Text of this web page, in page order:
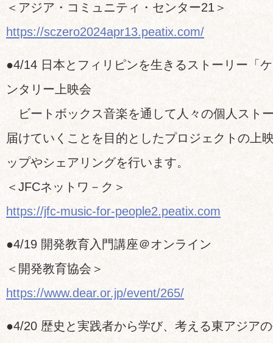
＜アジア・コミュニティ・センター21＞
https://sczero2024apr13.peatix.com/
●4/14 日本とフィリピンを生きるストーリー「
ンタリー上映会
ビートボックス音楽を通して人々の個人スト
届けていくことを目的としたプロジェクトの上
ップやシェアリングを行います。
＜JFCネットワ－ク＞
https://jfc-music-for-people2.peatix.com
●4/19 開発教育入門講座＠オンライン
＜開発教育協会＞
https://www.dear.or.jp/event/265/
●4/20 歴史と実践者から学び、考える東アジア